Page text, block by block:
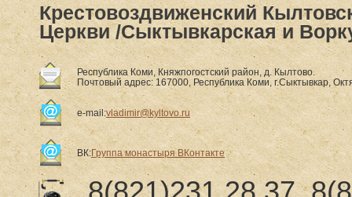
Крестовоздвиженский
Церкви /Сыктывкарская и
Республика Коми, Княжпогостский район, д. Кылтово.
Почтовый адрес: 167000, Республика Коми, г.Сыктывкар,
e-mail:vladimir@kyltovo.ru
ВК:Группа монастыря ВКонтакте